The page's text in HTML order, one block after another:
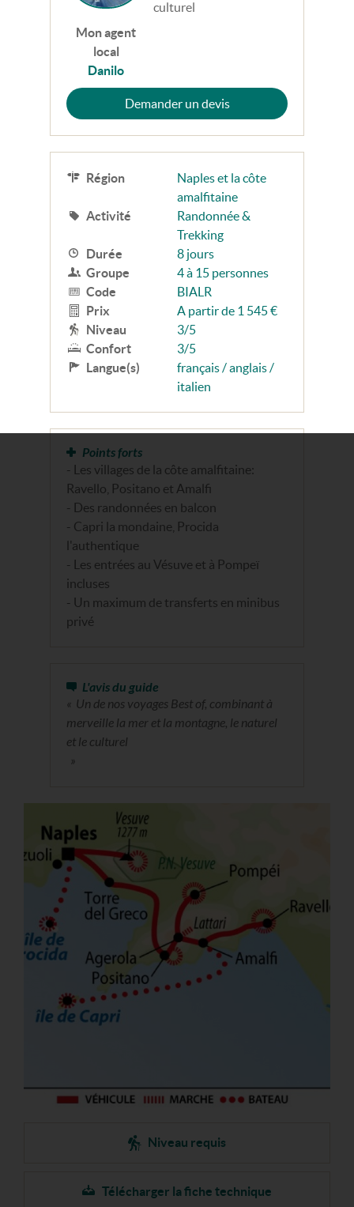
Mon agent
local
Danilo
culturel
Demander un devis
Région
Naples et la côte
amalfitaine
Activité
Randonnée &
Trekking
Durée
8 jours
Groupe
4 à 15 personnes
Code
BIALR
Prix
A partir de 1 545 €
Niveau
3/5
Confort
3/5
Langue(s)
français / anglais /
italien
Points forts
- Les villages de la côte amalfitaine:
Ravello, Positano et Amalfi
- Des randonnées en balcon
- Capri la mondaine, Procida
l'authentique
- Les entrées au Vésuve et à Pompeï
incluses
- Un maximum de transferts en minibus
privé
L'avis du guide
Un de nos voyages Best of, combinant à
merveille la mer et la montagne, le naturel
et le culturel
Niveau requis
Télécharger la fiche technique